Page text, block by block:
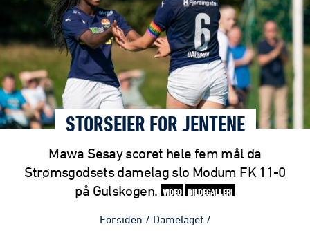
STORSEIER FOR JENTENE
Mawa Sesay scoret hele fem mål da
Strømsgodsets damelag slo Modum FK 11-0
på Gulskogen. VIDEO BILDEGALLERI
Forsiden / Damelaget /